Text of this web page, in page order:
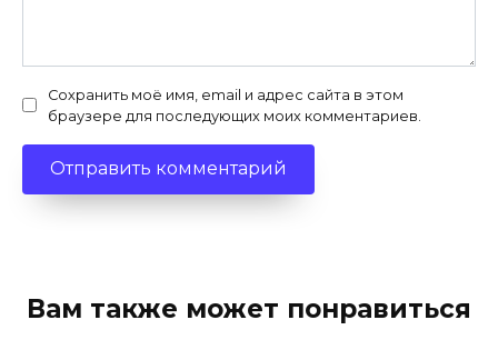
Сохранить моё имя, email и адрес сайта в этом
браузере для последующих моих комментариев.
Вам также может понравиться